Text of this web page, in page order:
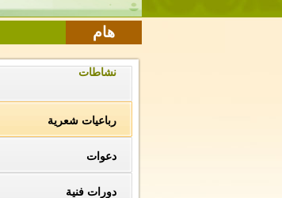
هام
نشاطات
رباعيات شعرية
دعوات
دورات فنية